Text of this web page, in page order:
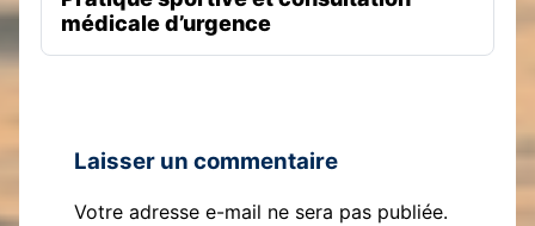
médicale d’urgence
Laisser un commentaire
Votre adresse e-mail ne sera pas publiée.